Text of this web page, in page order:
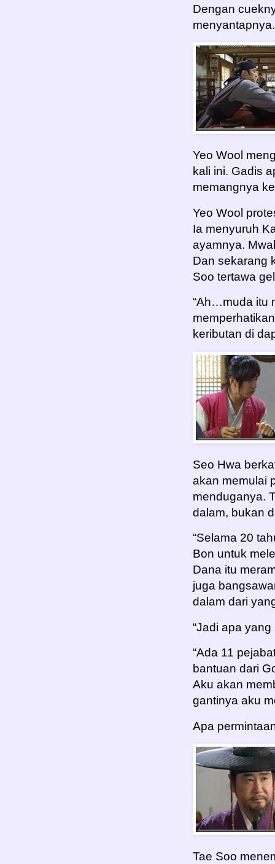
Dengan
menyantapnya.
Yeo Wool
kali ini. Gadis
memangnya
Yeo Wool
Ia menyuruh
ayamnya.
Dan sekarang
Soo tertawa
“Ah…muda itu
keributan di
Seo Hwa
akan memulai
menduganya.
dalam, bukan
“Selama 20
Bon untuk
Dana itu
juga
dalam dari
“Jadi apa
“Ada 11
bantuan dari
Aku akan
gantinya aku
Apa
Tae Soo